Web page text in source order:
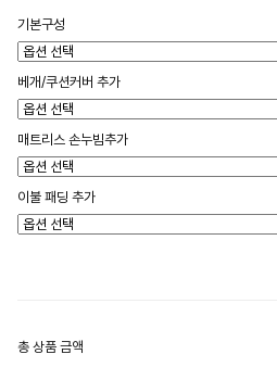
기본구성
베개/쿠션커버 추가
매트리스 손누빔추가
이불 패딩 추가
총 상품 금액